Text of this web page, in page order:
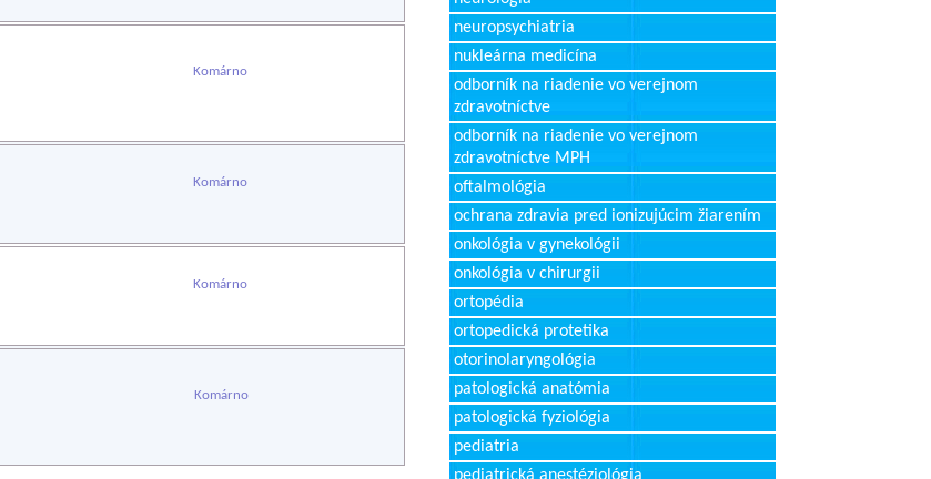
Komárno
Komárno
Komárno
Komárno
neuropsychiatria
nukleárna medicína
odborník na riadenie vo verejnom
zdravotníctve
odborník na riadenie vo verejnom
zdravotníctve MPH
oftalmológia
ochrana zdravia pred ionizujúcim žiarením
onkológia v gynekológii
onkológia v chirurgii
ortopédia
ortopedická protetika
otorinolaryngológia
patologická anatómia
patologická fyziológia
pediatria